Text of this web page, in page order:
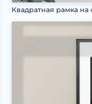
Квадратная рамка на